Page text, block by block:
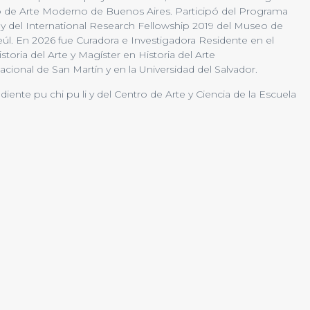
Arte Moderno de Buenos Aires. Participó del Programa
del International Research Fellowship 2019 del Museo de
En 2026 fue Curadora e Investigadora Residente en el
del Arte y Magíster en Historia del Arte
de San Martín y en la Universidad del Salvador.
pu chi pu li y del Centro de Arte y Ciencia de la Escuela